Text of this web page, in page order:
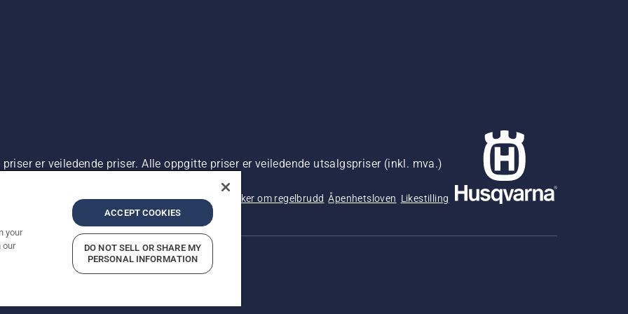
er veiledende priser. Alle oppgitte priser er veiledende utsalgspriser (inkl. mva.)
Imprint Rapportering av mistanker om regelbrudd Åpenhetsloven Likestilling
your
our
ACCEPT COOKIES
DO NOT SELL OR SHARE MY
PERSONAL INFORMATION